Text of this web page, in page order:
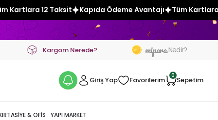
Kapıda Ödeme Avantajı Tüm Kartlara 12 Taksit Kapıda
Kargom Nerede? mipara Nedir?
Giriş Yap Favorilerim
0
Sepetim
& OFIS YAPI MARKET